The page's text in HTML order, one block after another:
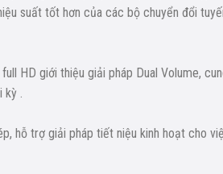
suất tốt hơn của các bộ chuyển đổi
HD giới thiệu giải pháp Dual Volume,
kỳ .
hỗ trợ giải pháp tiết niệu kinh hoạt cho